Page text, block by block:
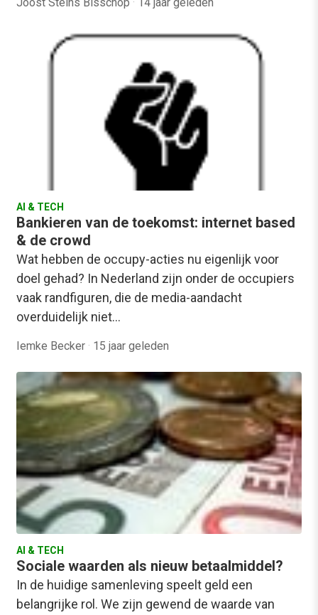
Joost Steins Bisschop · 14 jaar geleden
AI & TECH
Bankieren van de toekomst: internet based
& de crowd
Wat hebben de occupy-acties nu eigenlijk voor
doel gehad? In Nederland zijn onder de occupiers
vaak randfiguren, die de media-aandacht
overduidelijk niet…
Iemke Becker · 15 jaar geleden
AI & TECH
Sociale waarden als nieuw betaalmiddel?
In de huidige samenleving speelt geld een
belangrijke rol. We zijn gewend de waarde van